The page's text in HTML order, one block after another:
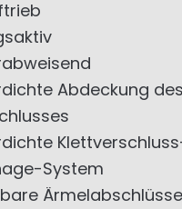
Abdeckung
System
Ärmelabschlüsse